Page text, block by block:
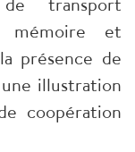
mémoire et
présence de
illustration
coopération